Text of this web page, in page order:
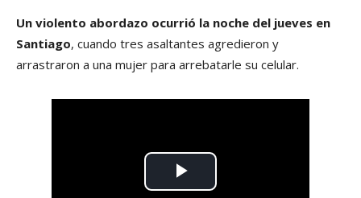
Un violento abordazo ocurrió la noche del jueves en
Santiago, cuando tres asaltantes agredieron y
arrastraron a una mujer para arrebatarle su celular.